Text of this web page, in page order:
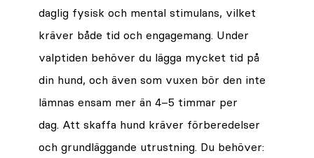
daglig fysisk och mental stimulans, vilket
kräver både tid och engagemang. Under
valptiden behöver du lägga mycket tid på
din hund, och även som vuxen bör den inte
lämnas ensam mer än 4–5 timmar per
dag. Att skaffa hund kräver förberedelser
och grundläggande utrustning. Du behöver: